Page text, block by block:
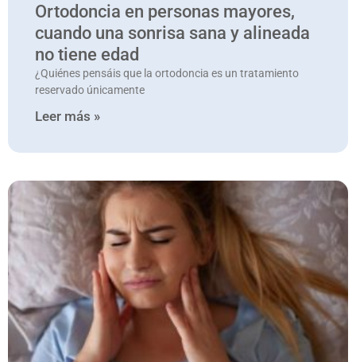
Ortodoncia en personas mayores,
cuando una sonrisa sana y alineada
no tiene edad
¿Quiénes pensáis que la ortodoncia es un tratamiento
reservado únicamente
Leer más »